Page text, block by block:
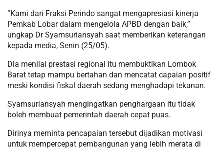
“Kami dari Fraksi Perindo sangat mengapresiasi kinerja
Pemkab Lobar dalam mengelola APBD dengan baik,”
ungkap Dr Syamsuriansyah saat memberikan keterangan
kepada media, Senin (25/05).
Dia menilai prestasi regional itu membuktikan Lombok
Barat tetap mampu bertahan dan mencatat capaian positif
meski kondisi fiskal daerah sedang menghadapi tekanan.
Syamsuriansyah mengingatkan penghargaan itu tidak
boleh membuat pemerintah daerah cepat puas.
Dirinya meminta pencapaian tersebut dijadikan motivasi
untuk mempercepat pembangunan yang lebih merata di